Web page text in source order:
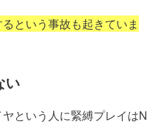
という事故も起きていま
い
という人に緊縛プレイはN